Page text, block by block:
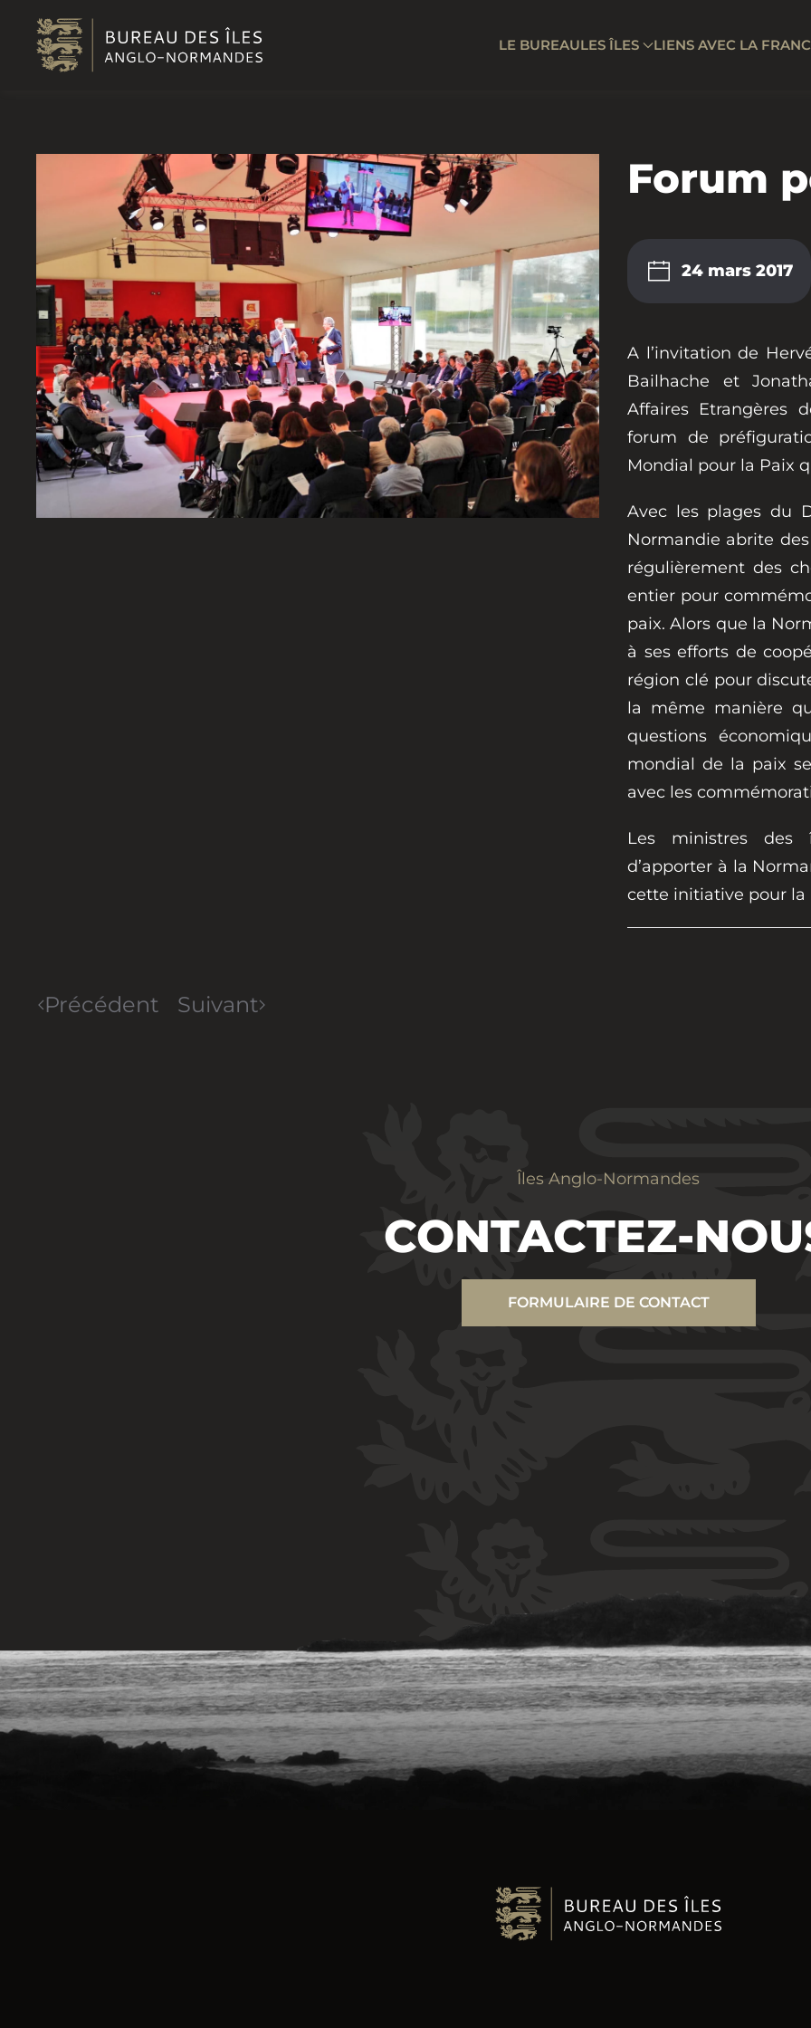
Passer au contenu principal LE BUREAULES ÎLES LIENS AVEC LA
Forum
24 mars 2017
A l’invitation de
Bailhache et
Affaires Etrangères
forum de
Mondial pour la Paix
Avec les plages du
Normandie abrite
régulièrement des
entier pour
paix. Alors que la
à ses efforts de
région clé pour
la même manière
questions
mondial de la paix
avec les
Les ministres des
d’apporter à la
cette initiative pour la
Précédent Suivant
Îles Anglo-Normandes
CONTACTEZ-
FORMULAIRE DE CONTACT